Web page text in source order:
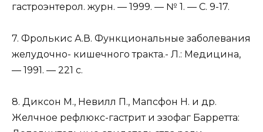
гастроэнтерол. журн. — 1999. — № 1. — С. 9-17.
7. Фролькис А.В. Функциональные заболевания
желудочно- кишечного тракта.- Л.: Медицина,
— 1991. — 221 с.
8. Диксон М., Невилл П., Мапсфон Н. и др.
Желчное рефлюкс-гастрит и эзофаг Барретта: